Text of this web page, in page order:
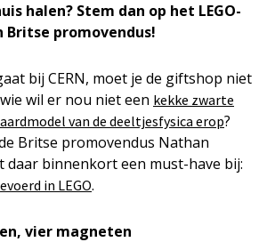
halen? Stem dan op het LEGO-
Britse promovendus!
bij CERN, moet je de giftshop niet
wil er nou niet een kekke zwarte
van de deeltjesfysica erop?
Britse promovendus Nathan
daar binnenkort een must-have bij:
in LEGO.
vier magneten